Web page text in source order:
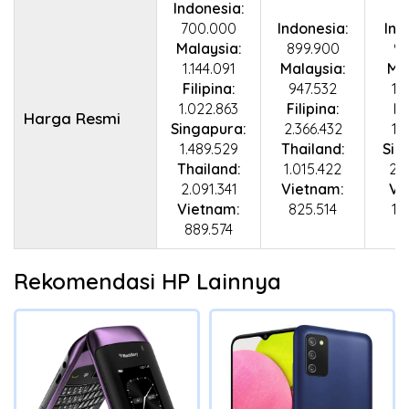
Harga Resmi
Indonesia:
700.000
Malaysia:
1.144.091
Filipina:
1.022.863
Singapura:
1.489.529
Thailand:
2.091.341
Vietnam:
889.574
Indonesia:
899.900
Malaysia:
947.532
Filipina:
2.366.432
Thailand:
1.015.422
Vietnam:
825.514
Rekomendasi HP Lainnya